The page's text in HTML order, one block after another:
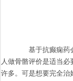
基于抗癫痫药会
人做骨骼评价是适当
许多。可是想要完全治